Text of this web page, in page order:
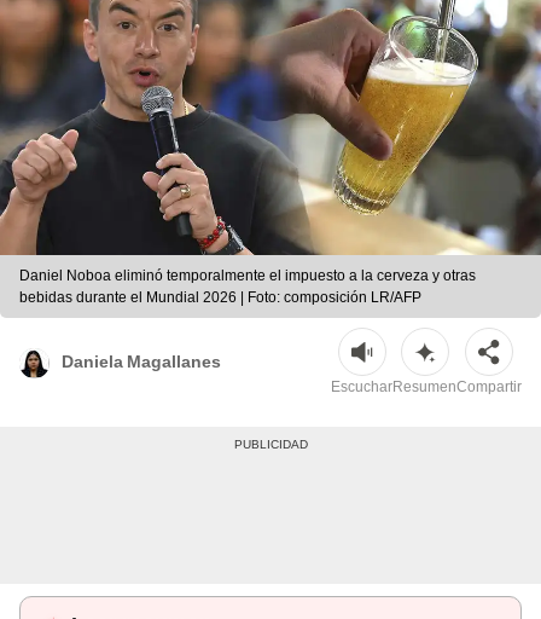
Daniel Noboa eliminó temporalmente el impuesto a la cerveza y otras
bebidas durante el Mundial 2026 | Foto: composición LR/AFP
Daniela Magallanes
EscucharResumenCompartir